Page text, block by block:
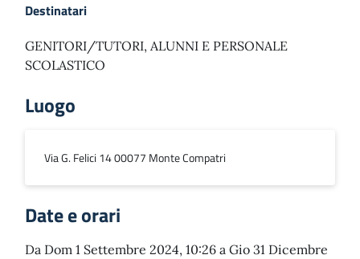
Destinatari
GENITORI/TUTORI, ALUNNI E PERSONALE
SCOLASTICO
Luogo
Via G. Felici 14 00077 Monte Compatri
Date e orari
Da Dom 1 Settembre 2024, 10:26 a Gio 31 Dicembre